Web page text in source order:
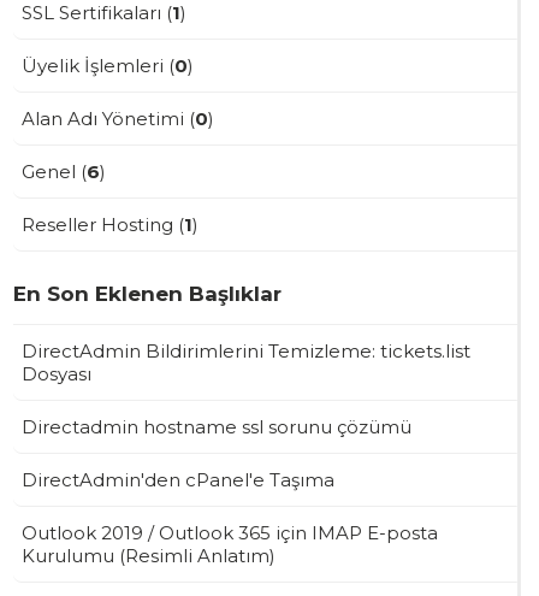
SSL Sertifikaları (1)
Üyelik İşlemleri (0)
Alan Adı Yönetimi (0)
Genel (6)
Reseller Hosting (1)
En Son Eklenen Başlıklar
DirectAdmin Bildirimlerini Temizleme: tickets.list
Dosyası
Directadmin hostname ssl sorunu çözümü
DirectAdmin'den cPanel'e Taşıma
Outlook 2019 / Outlook 365 için IMAP E-posta
Kurulumu (Resimli Anlatım)